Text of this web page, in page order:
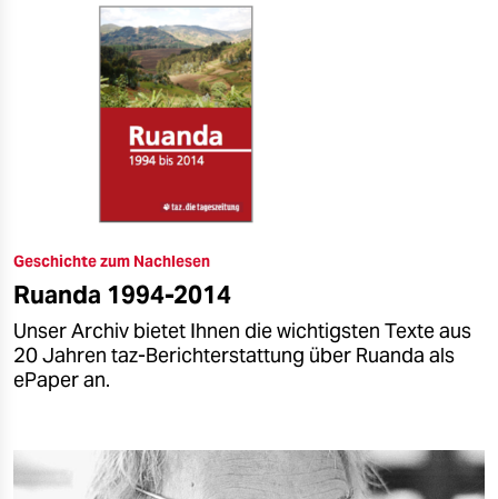
Geschichte zum Nachlesen
Ruanda 1994-2014
Unser Archiv bietet Ihnen die wichtigsten Texte aus
20 Jahren taz-Berichterstattung über Ruanda als
ePaper an.